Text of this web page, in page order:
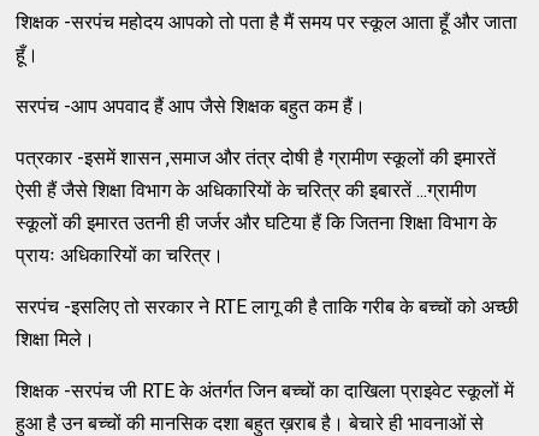
शिक्षक -सरपंच महोदय आपको तो पता है मैं समय पर स्कूल आता हूँ और जाता
हूँ।
सरपंच -आप अपवाद हैं आप जैसे शिक्षक बहुत कम हैं।
पत्रकार -इसमें शासन ,समाज और तंत्र दोषी है ग्रामीण स्कूलों की इमारतें
ऐसी हैं जैसे शिक्षा विभाग के अधिकारियों के चरित्र की इबारतें ...ग्रामीण
स्कूलों की इमारत उतनी ही जर्जर और घटिया हैं कि जितना शिक्षा विभाग के
प्रायः अधिकारियों का चरित्र।
सरपंच -इसलिए तो सरकार ने RTE लागू की है ताकि गरीब के बच्चों को अच्छी
शिक्षा मिले।
शिक्षक -सरपंच जी RTE के अंतर्गत जिन बच्चों का दाखिला प्राइवेट स्कूलों में
हुआ है उन बच्चों की मानसिक दशा बहुत ख़राब है। बेचारे ही भावनाओं से